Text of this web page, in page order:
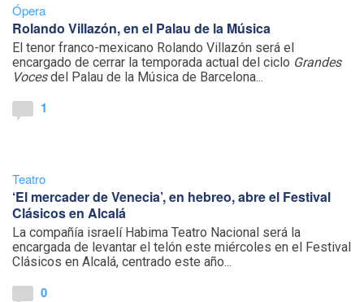
Ópera
Rolando Villazón, en el Palau de la Música
El tenor franco-mexicano Rolando Villazón será el
encargado de cerrar la temporada actual del ciclo Grandes
Vocesdel Palau de la Música de Barcelona...
1
Teatro
‘El mercader de Venecia’, en hebreo, abre el Festival
Clásicos en Alcalá
La compañía israelí Habima Teatro Nacional será la
encargada de levantar el telón este miércoles en el Festival
Clásicos en Alcalá, centrado este año...
0